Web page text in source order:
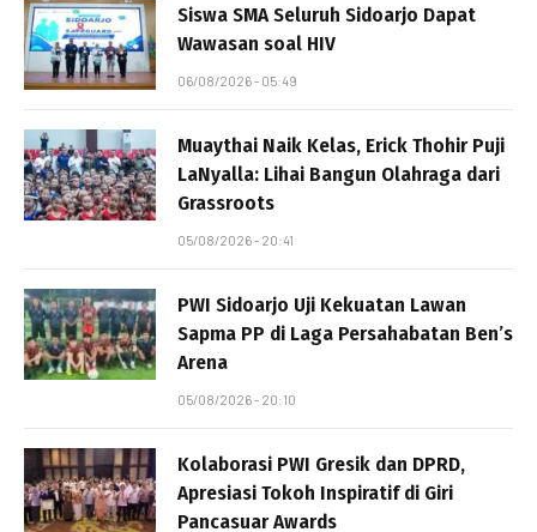
Siswa SMA Seluruh Sidoarjo Dapat
Wawasan soal HIV
06/08/2026 - 05:49
Muaythai Naik Kelas, Erick Thohir Puji
LaNyalla: Lihai Bangun Olahraga dari
Grassroots
05/08/2026 - 20:41
PWI Sidoarjo Uji Kekuatan Lawan
Sapma PP di Laga Persahabatan Ben’s
Arena
05/08/2026 - 20:10
Kolaborasi PWI Gresik dan DPRD,
Apresiasi Tokoh Inspiratif di Giri
Pancasuar Awards